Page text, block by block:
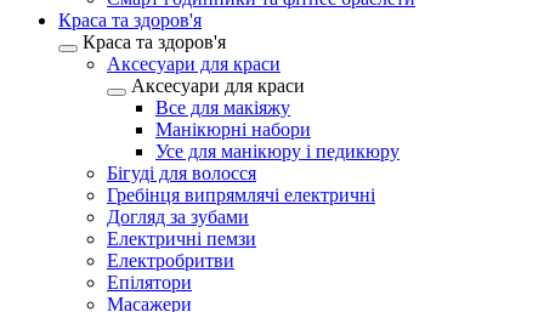
Краса та здоров'я
Краса та здоров'я
Аксесуари для краси
Аксесуари для краси
Все для макіяжу
Манікюрні набори
Усе для манікюру і педикюру
Бігуді для волосся
Гребінця випрямлячі електричні
Догляд за зубами
Електричні пемзи
Електробритви
Епілятори
Масажери